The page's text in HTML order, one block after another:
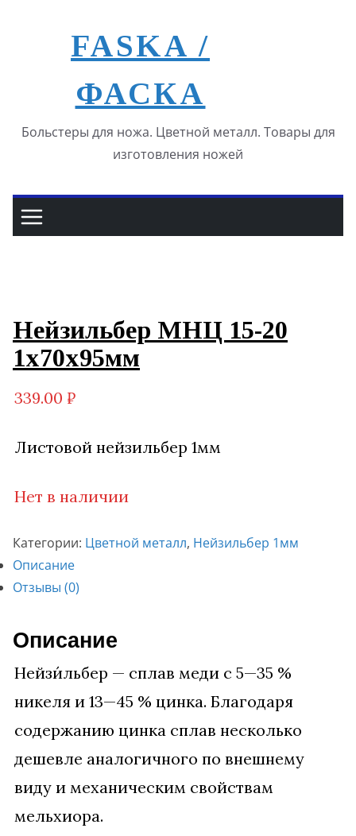
содержимомуFASKA /
ФАСКА
Больстеры для ножа. Цветной металл. Товары для
изготовления ножей
Нейзильбер МНЦ 15-20
1х70х95мм
339.00 ₽
Листовой нейзильбер 1мм
Нет в наличии
Категории: Цветной металл, Нейзильбер 1мм
Описание
Отзывы (0)
Описание
Нейзи́льбер — сплав меди с 5—35 %
никеля и 13—45 % цинка. Благодаря
содержанию цинка сплав несколько
дешевле аналогичного по внешнему
виду и механическим свойствам
мельхиора.